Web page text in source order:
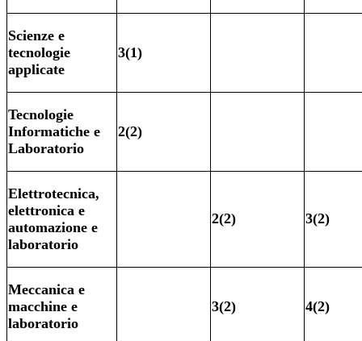
Scienze e
tecnologie
applicate
3(1)
Tecnologie
Informatiche e
Laboratorio
2(2)
Elettrotecnica,
elettronica e
automazione e
laboratorio
2(2) 3(2)
Meccanica e
macchine e
laboratorio
3(2) 4(2)